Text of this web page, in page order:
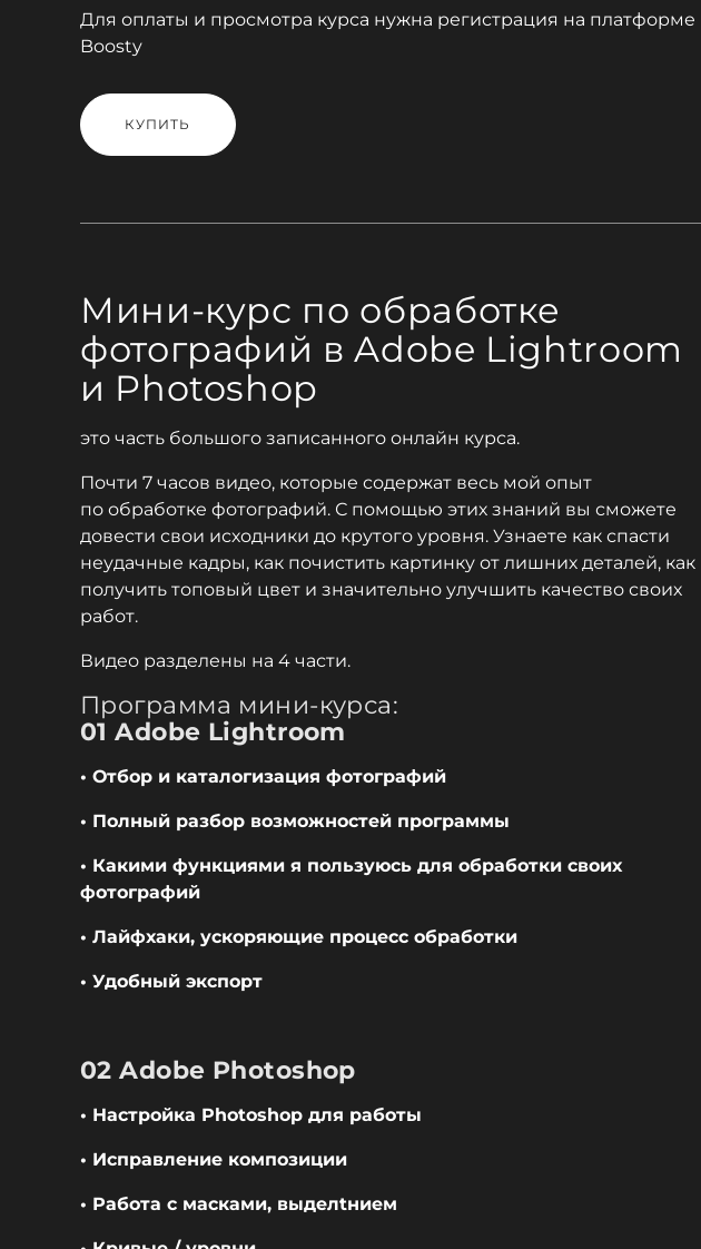
Для оплаты и просмотра курса нужна регистрация на платформе
Boosty
КУПИТЬ
Мини-курс по обработке
фотографий в Adobe Lightroom
и Photoshop
это часть большого записанного онлайн курса.
Почти 7 часов видео, которые содержат весь мой опыт
по обработке фотографий. С помощью этих знаний вы сможете
довести свои исходники до крутого уровня. Узнаете как спасти
неудачные кадры, как почистить картинку от лишних деталей, как
получить топовый цвет и значительно улучшить качество своих
работ.
Видео разделены на 4 части.
Программа мини-курса:
01 Adobe Lightroom
• Отбор и каталогизация фотографий
• Полный разбор возможностей программы
• Какими функциями я пользуюсь для обработки своих
фотографий
• Лайфхаки, ускоряющие процесс обработки
• Удобный экспорт
02 Adobe Photoshop
• Настройка Photoshop для работы
• Исправление композиции
• Работа с масками, выделtнием